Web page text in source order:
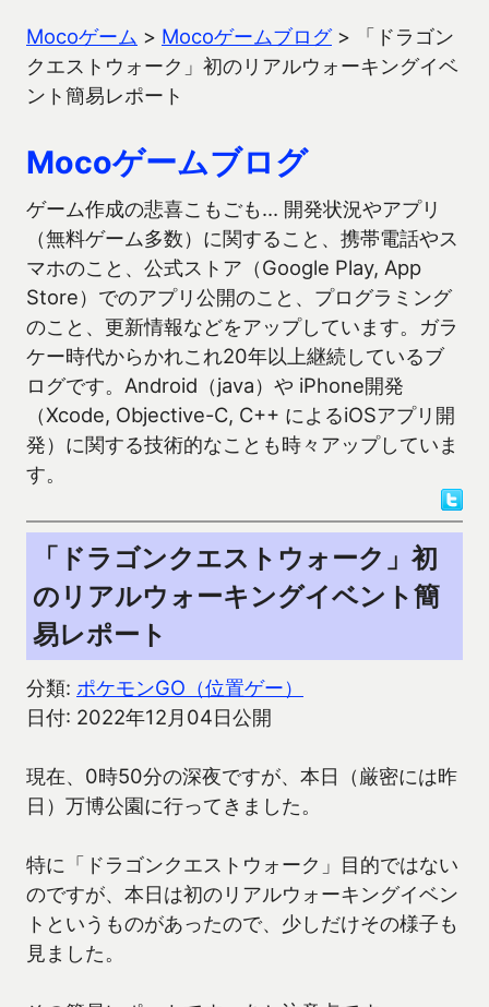
Mocoゲーム > Mocoゲームブログ>
「ドラゴン
クエストウォーク」初のリアルウォーキングイベ
ント簡易レポート
Mocoゲームブログ
ゲーム作成の悲喜こもごも… 開発状況やアプリ
（無料ゲーム多数）に関すること、携帯電話やス
マホのこと、公式ストア（Google Play, App
Store）でのアプリ公開のこと、プログラミング
のこと、更新情報などをアップしています。ガラ
ケー時代からかれこれ20年以上継続しているブ
ログです。Android（java）や iPhone開発
（Xcode, Objective-C, C++ によるiOSアプリ開
発）に関する技術的なことも時々アップしていま
す。
「ドラゴンクエストウォーク」初
のリアルウォーキングイベント簡
易レポート
分類: ポケモンGO（位置ゲー）
日付: 2022年12月04日公開
現在、0時50分の深夜ですが、本日（厳密には昨
日）万博公園に行ってきました。
特に「ドラゴンクエストウォーク」目的ではない
のですが、本日は初のリアルウォーキングイベン
トというものがあったので、少しだけその様子も
見ました。